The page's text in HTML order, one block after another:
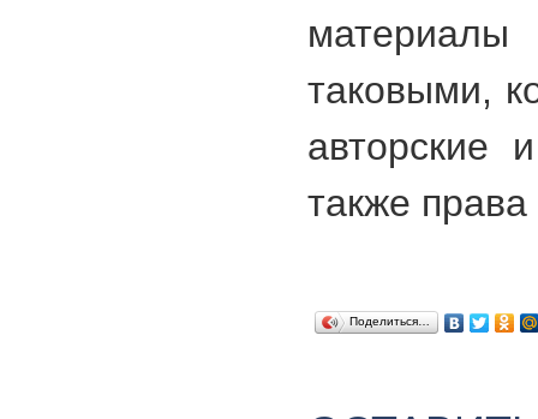
таковыми,
авторские
также
Поделиться…